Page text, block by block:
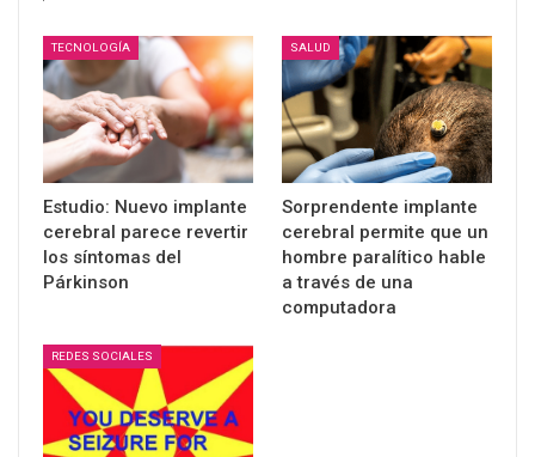
TECNOLOGÍA
Estudio: Nuevo implante
cerebral parece revertir
los síntomas del
Párkinson
SALUD
Sorprendente implante
cerebral permite que un
hombre paralítico hable
a través de una
computadora
REDES SOCIALES